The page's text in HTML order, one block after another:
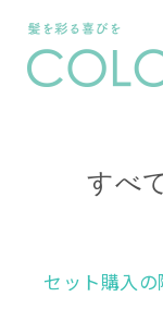
すべ
セット購入